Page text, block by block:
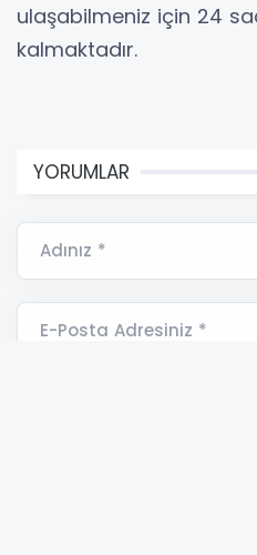
ulaşabilmeniz için 24
kalmaktadır.
YORUMLAR
Adınız *
E-Posta Adresiniz *